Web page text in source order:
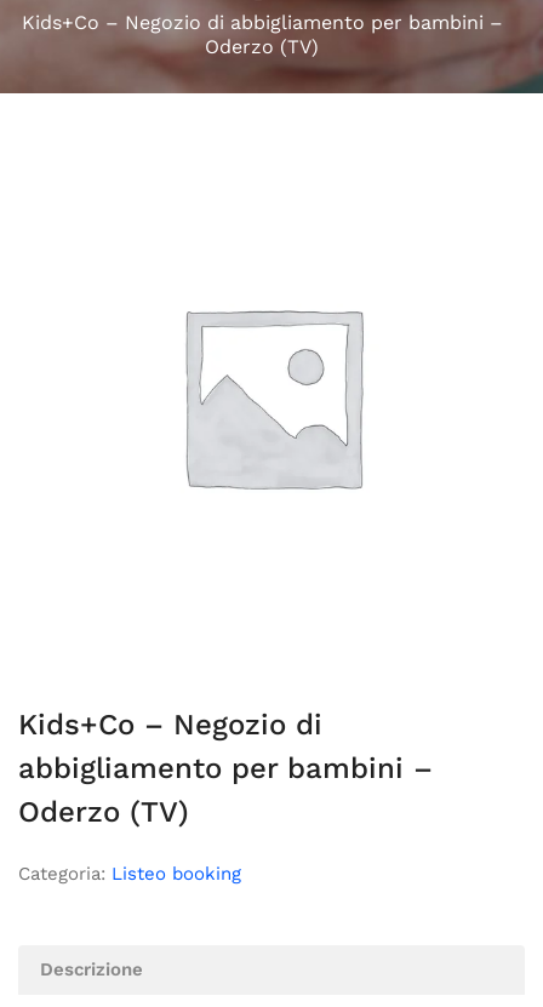
Kids+Co – Negozio di abbigliamento per bambini –
Oderzo (TV)
Kids+Co – Negozio di
abbigliamento per bambini –
Oderzo (TV)
Categoria: Listeo booking
Descrizione